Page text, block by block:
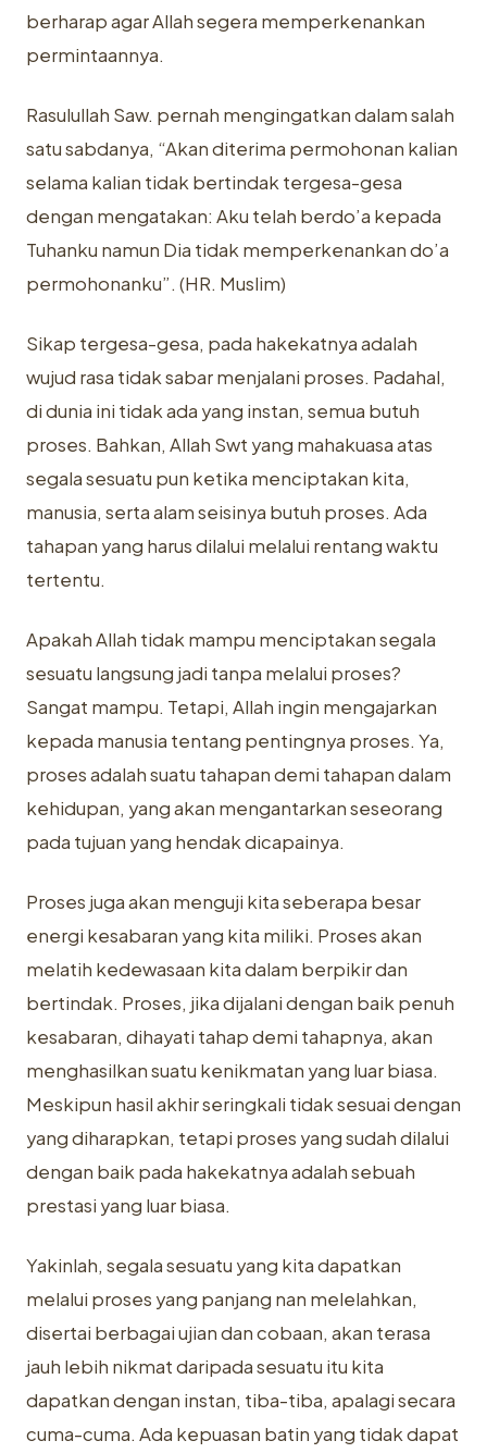
berharap agar Allah segera ‎memperkenankan
permintaannya.‎
Rasulullah Saw. pernah mengingatkan dalam salah
satu sabdanya, “Akan ‎diterima permohonan kalian
selama kalian tidak bertindak tergesa-gesa
‎dengan mengatakan: Aku telah berdo’a kepada
Tuhanku namun Dia tidak ‎memperkenankan do’a
permohonanku”. (HR. Muslim)‎
Sikap tergesa-gesa, pada hakekatnya adalah
wujud rasa tidak sabar ‎menjalani proses. Padahal,
di dunia ini tidak ada yang instan, semua butuh
‎proses. Bahkan, Allah Swt yang mahakuasa atas
segala sesuatu pun ketika ‎menciptakan kita,
manusia, serta alam seisinya butuh proses. Ada
tahapan ‎yang harus dilalui melalui rentang waktu
tertentu. ‎
Apakah Allah tidak mampu menciptakan segala
sesuatu langsung jadi ‎tanpa melalui proses?
Sangat mampu. Tetapi, Allah ingin mengajarkan
kepada ‎manusia tentang pentingnya proses. Ya,
proses adalah suatu tahapan demi ‎tahapan dalam
kehidupan, yang akan mengantarkan seseorang
pada tujuan ‎yang hendak dicapainya.‎
Proses juga akan menguji kita seberapa besar
energi kesabaran yang kita ‎miliki. Proses akan
melatih kedewasaan kita dalam berpikir dan
bertindak. ‎Proses, jika dijalani dengan baik penuh
kesabaran, dihayati tahap demi ‎tahapnya, akan
menghasilkan suatu kenikmatan yang luar biasa.
Meskipun ‎hasil akhir seringkali tidak sesuai dengan
yang diharapkan, tetapi proses yang ‎sudah dilalui
dengan baik pada hakekatnya adalah sebuah
prestasi yang luar ‎biasa.‎
Yakinlah, segala sesuatu yang kita dapatkan
melalui proses yang panjang ‎nan melelahkan,
disertai berbagai ujian dan cobaan, akan terasa
jauh lebih ‎nikmat daripada sesuatu itu kita
dapatkan dengan instan, tiba-tiba, apalagi ‎secara
cuma-cuma. Ada kepuasan batin yang tidak dapat